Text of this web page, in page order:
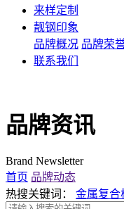
来样定制
靓钢印象
品牌概况 品牌荣
联系我们
品牌资讯
Brand Newsletter
首页 品牌动态
热搜关键词：
金属复合